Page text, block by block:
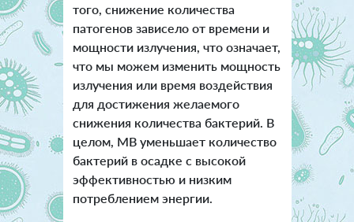
того, снижение количества
патогенов зависело от времени и
мощности излучения, что означает,
что мы можем изменить мощность
излучения или время воздействия
для достижения желаемого
снижения количества бактерий. В
целом, МВ уменьшает количество
бактерий в осадке с высокой
эффективностью и низким
потреблением энергии.